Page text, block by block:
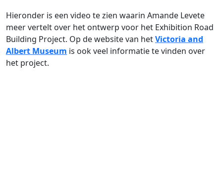
Hieronder is een video te zien waarin Amande Levete
meer vertelt over het ontwerp voor het Exhibition Road
Building Project. Op de website van hetVictoria and
Albert Museum is ook veel informatie te vinden over
het project.